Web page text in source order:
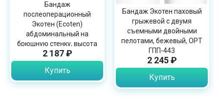
Бандаж
послеоперационный
Экотен (Ecoten)
абдоминальный на
брюшную стенку, высота
20см, бежевый, ПО-20
2 187 ₽
Купить
Бандаж Экотен паховый
грыжевой с двумя
съемными двойными
пелотами, бежевый, OPT
ГПП-443
2 245 ₽
Купить